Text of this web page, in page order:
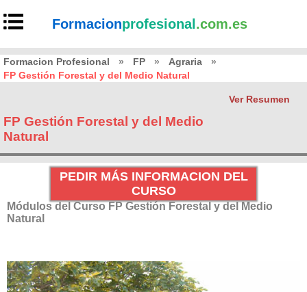
Formacionprofesional .com.es
Formacion Profesional » FP » Agraria
»
FP Gestión Forestal y del Medio Natural
Ver Resumen
FP Gestión Forestal y del Medio
Natural
PEDIR MÁS INFORMACION DEL
CURSO
Módulos del Curso FP Gestión Forestal y del Medio
Natural